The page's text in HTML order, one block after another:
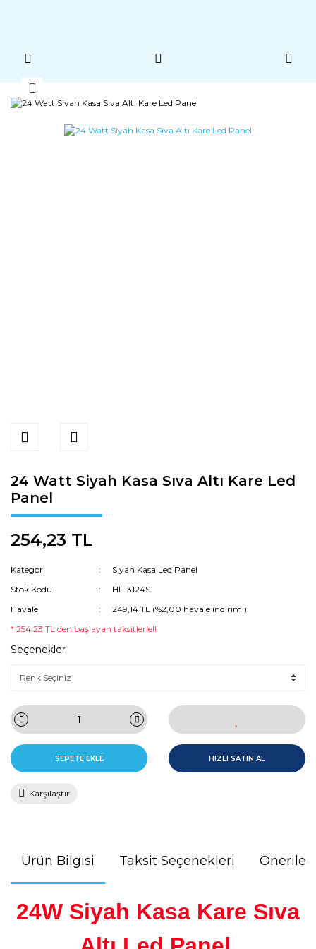
24 Watt Siyah Kasa Sıva Altı Kare Led
Panel
254,23 TL
Kategori
Siyah Kasa Led Panel
Stok Kodu
HL-3124S
Havale
249,14 TL (%2,00 havale indirimi)
* 254,23 TL den başlayan taksitlerle!!
Seçenekler
SEPETE EKLE HIZLI SATIN AL
Karşılaştır
Ürün Bilgisi Taksit Seçenekleri
24W Siyah Kasa Kare Sıva